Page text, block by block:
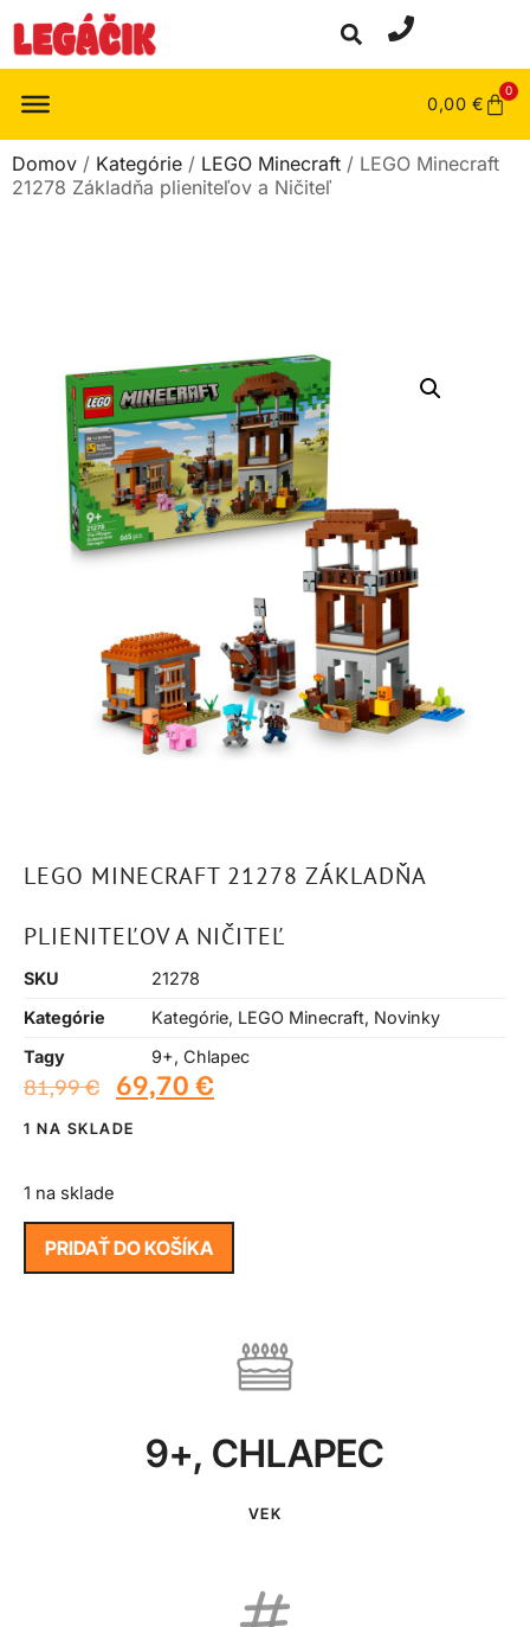
0,00 €
0
Domov / Kategórie / LEGO Minecraft / LEGO Minecraft
21278 Základňa plieniteľov a Ničiteľ
LEGO MINECRAFT 21278 ZÁKLADŇA
PLIENITEĽOV A NIČITEĽ
SKU
21278
Kategórie
Kategórie, LEGO Minecraft, Novinky
Tagy
9+, Chlapec
81,99€ 69,70 €
1 NA SKLADE
1 na sklade
PRIDAŤ DO KOŠÍKA
9+, CHLAPEC
VEK